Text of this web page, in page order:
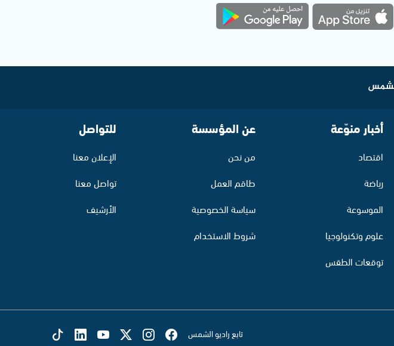
أخبار منوّعة
اقتصاد
رياضة
الموسوعة
علوم وتكنولوجيا
توقعات الطقس
عن المؤسسة
من نحن
طاقم العمل
سياسة الخصوصية
شروط الاستخدام
للتواصل
الإعلان معنا
تواصل معنا
الأرشيف
تابع راديو الشمس